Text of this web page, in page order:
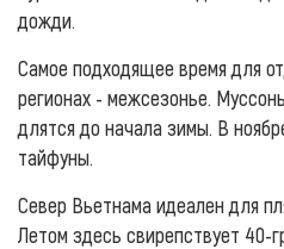
дожди.
Самое подходящее время для
регионах - межсезонье.
длятся до начала зимы. В
тайфуны.
Север Вьетнама идеален для
Летом здесь свирепствует 40-